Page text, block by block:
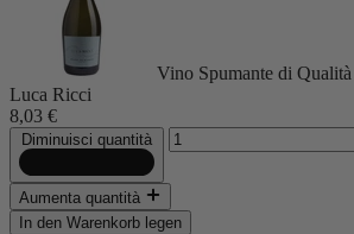
Vino Spumante di
Luca Ricci
8,03 €
Diminuisci quantità
Aumenta quantità
In den Warenkorb legen